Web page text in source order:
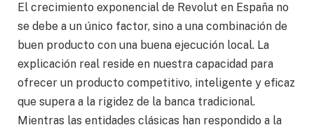
El crecimiento exponencial de Revolut en España no
se debe a un único factor, sino a una combinación de
buen producto con una buena ejecución local. La
explicación real reside en nuestra capacidad para
ofrecer un producto competitivo, inteligente y eficaz
que supera a la rigidez de la banca tradicional.
Mientras las entidades clásicas han respondido a la